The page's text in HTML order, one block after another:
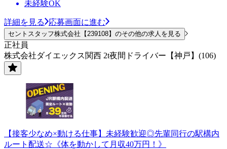
未経験OK
詳細を見る 応募画面に進む
セントスタッフ株式会社【239108】のその他の求人を見る
正社員
株式会社ダイエックス関西 2t夜間ドライバー【神戸】(106)
【接客少なめ×動ける仕事】未経験歓迎◎先輩同行の駅構内
ルート配送☆《体を動かして月収40万円！》